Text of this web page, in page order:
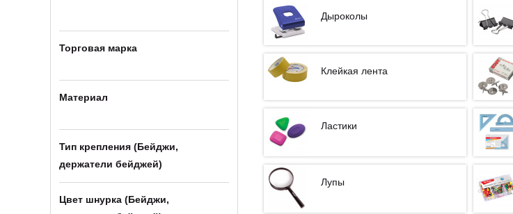
Торговая марка
Материал
Тип крепления (Бейджи,
держатели бейджей)
Цвет шнурка (Бейджи,
Дыроколы
Клейкая лента
Ластики
Лупы